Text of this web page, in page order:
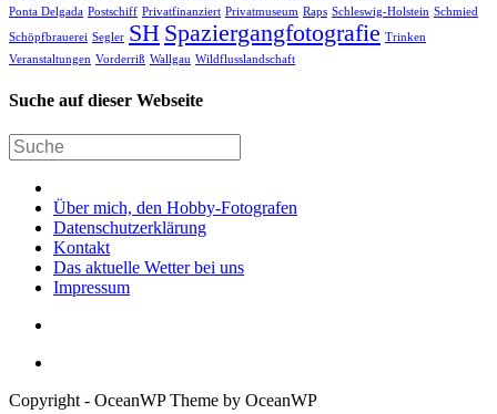
Ponta Delgada Postschiff Privatfinanziert Privatmuseum Raps Schleswig-Holstein Schmied
Schöpfbrauerei Segler SH Spaziergangfotografie Trinken
Veranstaltungen Vorderriß Wallgau Wildflusslandschaft
Suche auf dieser Webseite
Über mich, den Hobby-Fotografen
Datenschutzerklärung
Kontakt
Das aktuelle Wetter bei uns
Impressum
Copyright - OceanWP Theme by OceanWP